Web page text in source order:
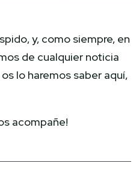
y, como siempre, en
de cualquier noticia
lo haremos saber aquí,
acompañe!